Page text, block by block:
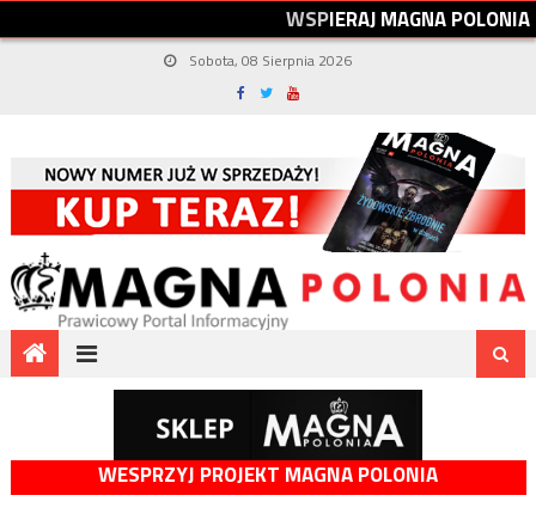
WSPIERAJMAGNAPOLONIA
Sobota, 08 Sierpnia 2026
WESPRZYJ PROJEKT MAGNA POLONIA